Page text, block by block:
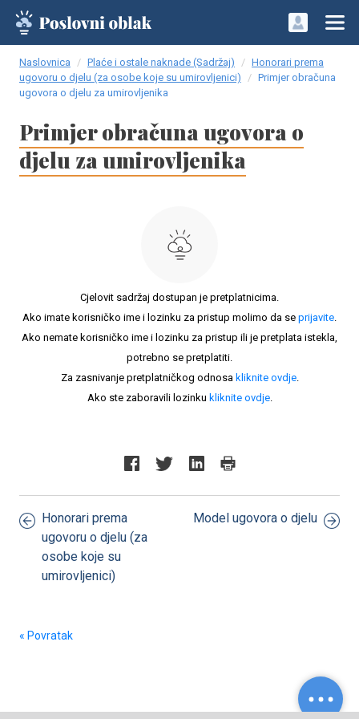
Naslovnica Plaće i ostale naknade (Sadržaj)
Honorari prema
ugovoru o djelu (za osobe koje su umirovljenici)
Primjer obračuna
ugovora o djelu za umirovljenika
Primjer obračuna ugovora o
djelu za umirovljenika
Cjelovit sadržaj dostupan je pretplatnicima.
Ako imate korisničko ime i lozinku za pristup molimo da se prijavite.
Ako nemate korisničko ime i lozinku za pristup ili je pretplata istekla,
potrebno se pretplatiti.
Za zasnivanje pretplatničkog odnosa kliknite ovdje.
Ako ste zaboravili lozinku kliknite ovdje.
Honorari prema
ugovoru o djelu (za
osobe koje su
umirovljenici)
Model ugovora o djelu
« Povratak